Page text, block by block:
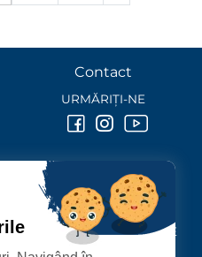
M, 440026 SATU MARE
Contact
URMĂRIȚI-NE